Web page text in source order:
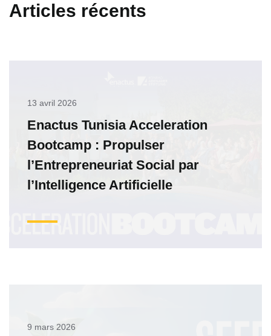
Articles récents
13 avril 2026
Enactus Tunisia Acceleration
Bootcamp : Propulser
l’Entrepreneuriat Social par
l’Intelligence Artificielle
9 mars 2026